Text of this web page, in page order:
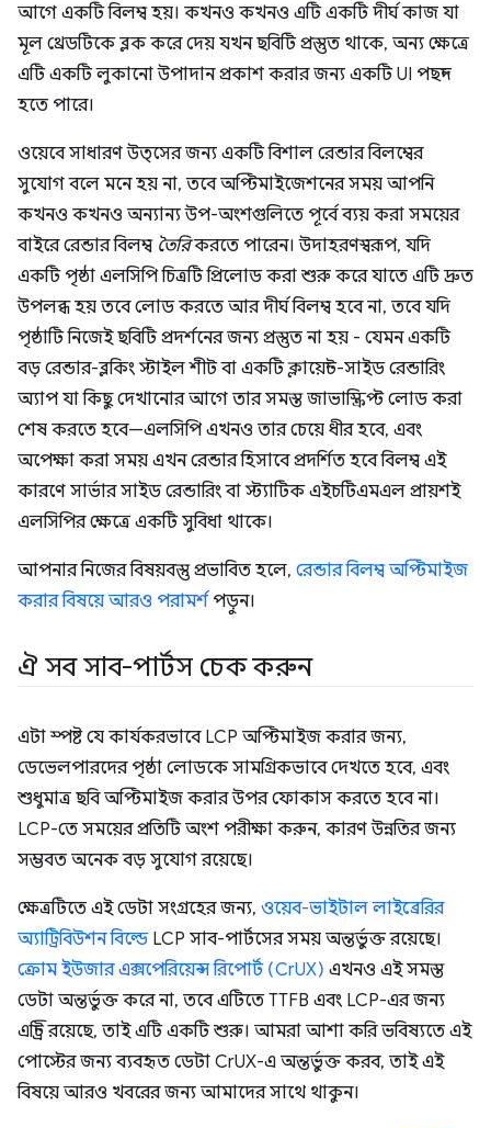
আগে একটি বিলম্ব হয়। কখনও কখনও এটি একটি দীর্ঘ কাজ যা
মূল থ্রেডটিকে ব্লক করে দেয় যখন ছবিটি প্রস্তুত থাকে, অন্য ক্ষেত্রে
এটি একটি লুকানো উপাদান প্রকাশ করার জন্য একটি UI পছন্দ
হতে পারে।
ওয়েবে সাধারণ উত্সের জন্য একটি বিশাল রেন্ডার বিলম্বের
সুযোগ বলে মনে হয় না, তবে অপ্টিমাইজেশনের সময় আপনি
কখনও কখনও অন্যান্য উপ-অংশগুলিতে পূর্বে ব্যয় করা সময়ের
বাইরে রেন্ডার বিলম্ব তৈরিকরতে পারেন। উদাহরণস্বরূপ, যদি
একটি পৃষ্ঠা এলসিপি চিত্রটি প্রিলোড করা শুরু করে যাতে এটি দ্রুত
উপলব্ধ হয় তবে লোড করতে আর দীর্ঘ বিলম্ব হবে না, তবে যদি
পৃষ্ঠাটি নিজেই ছবিটি প্রদর্শনের জন্য প্রস্তুত না হয় - যেমন একটি
বড় রেন্ডার-ব্লকিং স্টাইল শীট বা একটি ক্লায়েন্ট-সাইড রেন্ডারিং
অ্যাপ যা কিছু দেখানোর আগে তার সমস্ত জাভাস্ক্রিপ্ট লোড করা
শেষ করতে হবে—এলসিপি এখনও তার চেয়ে ধীর হবে, এবং
অপেক্ষা করা সময় এখন রেন্ডার হিসাবে প্রদর্শিত হবে বিলম্ব এই
কারণে সার্ভার সাইড রেন্ডারিং বা স্ট্যাটিক এইচটিএমএল প্রায়শই
এলসিপির ক্ষেত্রে একটি সুবিধা থাকে।
আপনার নিজের বিষয়বস্তু প্রভাবিত হলে, রেন্ডার বিলম্ব অপ্টিমাইজ
করার বিষয়ে আরও পরামর্শ পড়ুন।
ঐ সব সাব-পার্টস চেক করুন
এটা স্পষ্ট যে কার্যকরভাবে LCP অপ্টিমাইজ করার জন্য,
ডেভেলপারদের পৃষ্ঠা লোডকে সামগ্রিকভাবে দেখতে হবে, এবং
শুধুমাত্র ছবি অপ্টিমাইজ করার উপর ফোকাস করতে হবে না।
LCP-তে সময়ের প্রতিটি অংশ পরীক্ষা করুন, কারণ উন্নতির জন্য
সম্ভবত অনেক বড় সুযোগ রয়েছে।
ক্ষেত্রটিতে এই ডেটা সংগ্রহের জন্য, ওয়েব-ভাইটাল লাইব্রেরির
অ্যাট্রিবিউশন বিল্ডেLCP সাব-পার্টসের সময় অন্তর্ভুক্ত রয়েছে।
ক্রোম ইউজার এক্সপেরিয়েন্স রিপোর্ট (CrUX) এখনও এই সমস্ত
ডেটা অন্তর্ভুক্ত করে না, তবে এটিতে TTFB এবং LCP-এর জন্য
এন্ট্রি রয়েছে, তাই এটি একটি শুরু। আমরা আশা করি ভবিষ্যতে এই
পোস্টের জন্য ব্যবহৃত ডেটা CrUX-এ অন্তর্ভুক্ত করব, তাই এই
বিষয়ে আরও খবরের জন্য আমাদের সাথে থাকুন।